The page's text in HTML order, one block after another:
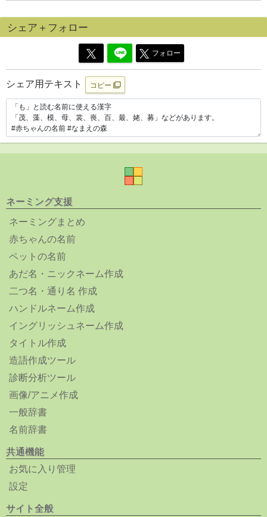
シェア＋フォロー
フォロー
シェア用テキスト コピー
ネーミング支援
ネーミングまとめ
赤ちゃんの名前
ペットの名前
あだ名・ニックネーム作成
二つ名・通り名 作成
ハンドルネーム作成
イングリッシュネーム作成
タイトル作成
造語作成ツール
診断分析ツール
画像/アニメ作成
一般辞書
名前辞書
共通機能
お気に入り管理
設定
サイト全般